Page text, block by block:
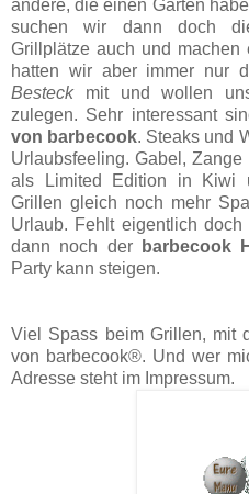
andere, die einen Garten
suchen wir dann doch
Grillplätze auch und
hatten wir aber immer nur
Besteckmit und wollen
zulegen. Sehr interessant
von ­barbecook. Steaks und
Urlaubsfeeling. Gabel,
als Limited Edition in Kiwi
Grillen gleich noch mehr
Urlaub. Fehlt eigentlich
dann noch der ­
barbecook
Party kann steigen.
Viel Spass beim Grillen, mit
von barbecook®. Und wer
Adresse steht im Impressum.